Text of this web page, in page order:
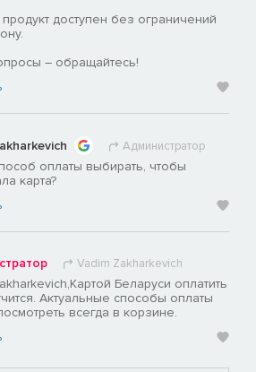
продукт доступен без ограничений
– обращайтесь!
Администратор
оплаты выбирать, чтобы
карта?
Vadim Zakharkevich
Беларуси оплатить
Актуальные способы оплаты
всегда в корзине.